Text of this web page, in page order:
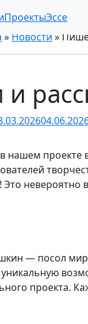
ПроектыЭссе
» Новости »
нашем
Это невероятно
— посол
проекта.